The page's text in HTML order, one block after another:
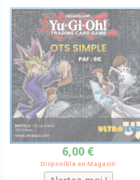
6,00 €
Disponible en Magasin